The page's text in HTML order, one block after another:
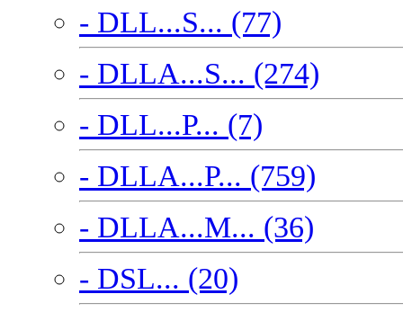
- DLL...S... (77)
- DLLA...S... (274)
- DLL...P... (7)
- DLLA...P... (759)
- DLLA...M... (36)
- DSL... (20)